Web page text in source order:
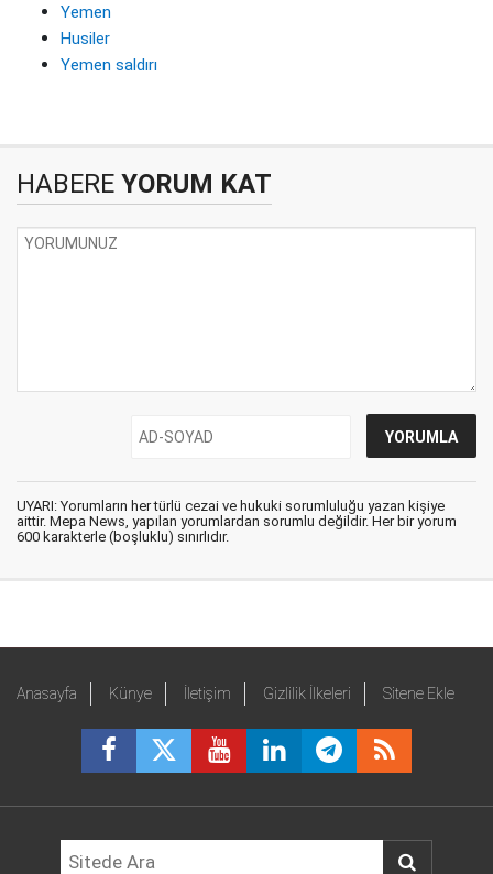
Yemen
Husiler
Yemen saldırı
HABERE YORUM KAT
UYARI: Yorumların her türlü cezai ve hukuki sorumluluğu yazan kişiye
aittir. Mepa News, yapılan yorumlardan sorumlu değildir. Her bir yorum
600 karakterle (boşluklu) sınırlıdır.
Anasayfa Künye İletişim Gizlilik İlkeleri Sitene Ekle